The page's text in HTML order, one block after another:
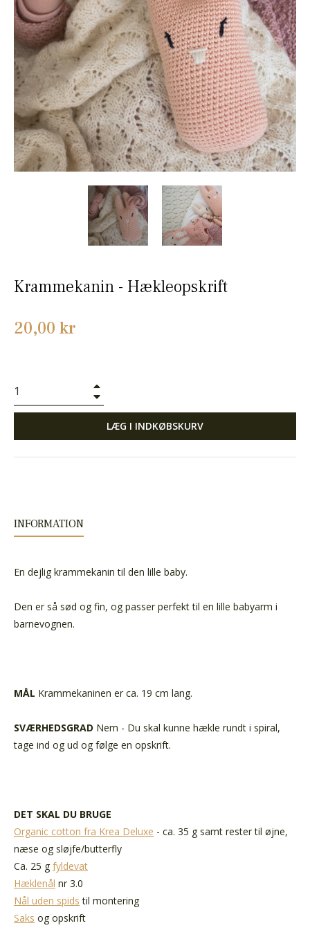
Krammekanin - Hækleopskrift
Normalpris
20,00 kr
LÆG I INDKØBSKURV
INFORMATION
En dejlig krammekanin til den lille baby.
Den er så sød og fin, og passer perfekt til en lille babyarm i
barnevognen.
MÅL Krammekaninen er ca. 19 cm lang.
SVÆRHEDSGRAD Nem - Du skal kunne hækle rundt i spiral,
tage ind og ud og følge en opskrift.
DET SKAL DU BRUGE
Organic cotton fra Krea Deluxe - ca. 35 g samt rester til øjne,
næse og sløjfe/butterfly
Ca. 25 g fyldevat
Hæklenål nr 3.0
Nål uden spids til montering
Saks og opskrift